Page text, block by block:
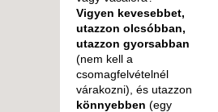
Vigyen kevesebbet,
utazzon olcsóbban,
utazzon gyorsabban
(nem kell a
csomagfelvételnél
várakozni), és utazzon
könnyebben (egy